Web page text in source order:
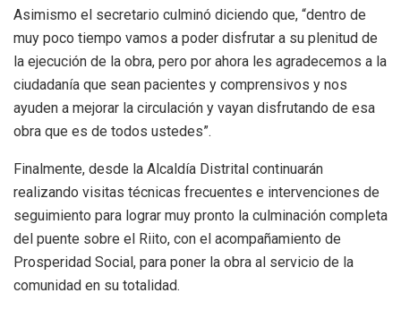
Asimismo el secretario culminó diciendo que, “dentro de
muy poco tiempo vamos a poder disfrutar a su plenitud de
la ejecución de la obra, pero por ahora les agradecemos a la
ciudadanía que sean pacientes y comprensivos y nos
ayuden a mejorar la circulación y vayan disfrutando de esa
obra que es de todos ustedes”.
Finalmente, desde la Alcaldía Distrital continuarán
realizando visitas técnicas frecuentes e intervenciones de
seguimiento para lograr muy pronto la culminación completa
del puente sobre el Riito, con el acompañamiento de
Prosperidad Social, para poner la obra al servicio de la
comunidad en su totalidad.